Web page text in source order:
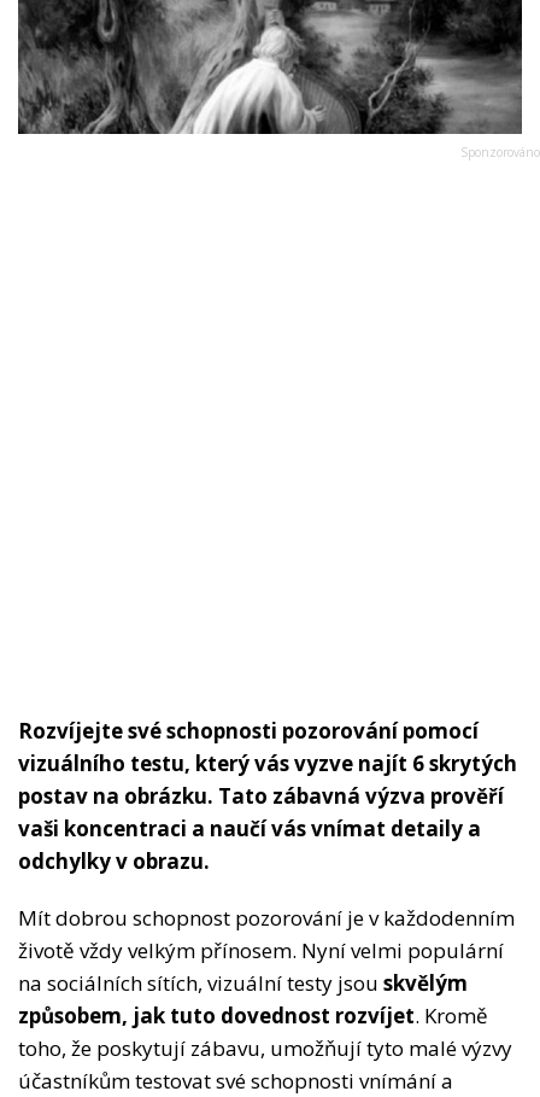
Rozvíjejte své schopnosti pozorování pomocí
vizuálního testu, který vás vyzve najít 6 skrytých
postav na obrázku. Tato zábavná výzva prověří
vaši koncentraci a naučí vás vnímat detaily a
odchylky v obrazu.
Mít dobrou schopnost pozorování je v každodenním
životě vždy velkým přínosem. Nyní velmi populární
na sociálních sítích, vizuální testy jsou skvělým
způsobem, jak tuto dovednost rozvíjet. Kromě
toho, že poskytují zábavu, umožňují tyto malé výzvy
účastníkům testovat své schopnosti vnímání a